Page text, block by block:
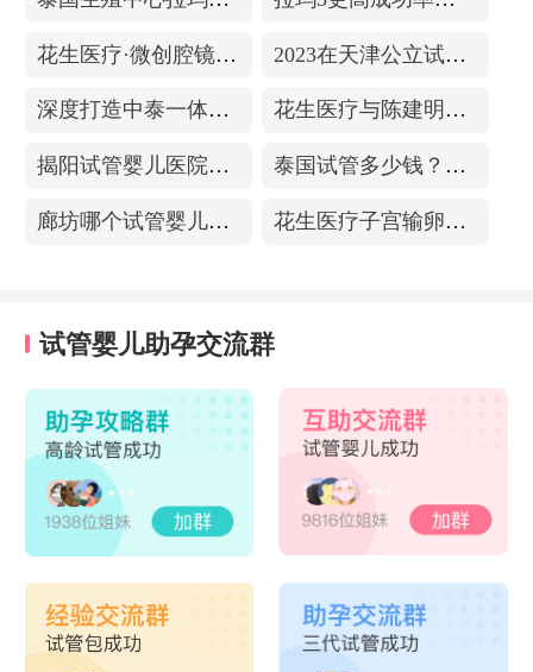
花生医疗·微创腔镜中心 2023在天津公立试管医院排名，附带费用明细
深度打造中泰一体化医疗体系！花生医疗中国专家团赴泰考察交流 花生医疗与陈建明教授达成战略合作，共促精准保胎事业发展
揭阳试管婴儿医院排名，附带试管成功率 泰国试管多少钱？收费包含什么项目？不成功能退款？
廊坊哪个试管婴儿医院可以包成功？内附试管费用! 花生医疗子宫输卵管造影中心
试管婴儿助孕交流群